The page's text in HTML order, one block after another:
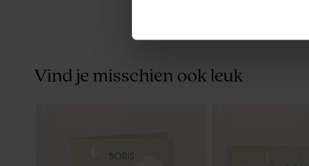
Bellenblaas blauw
Vind je misschien ook leuk